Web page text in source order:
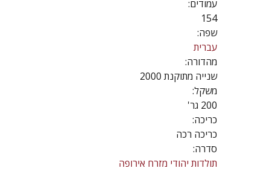
עמודים:
154
שפה:
עברית
מהדורה:
שנייה מתוקנת 2000
משקל:
200 גר'
כריכה:
כריכה רכה
סדרה:
תולדות יהודי מזרח אירופה